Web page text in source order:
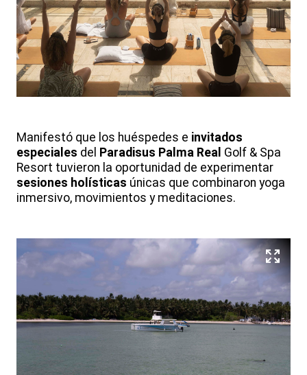
Manifestó que los huéspedes e invitados
especiales del Paradisus Palma Real Golf & Spa
Resort tuvieron la oportunidad de experimentar
sesiones holísticas únicas que combinaron yoga
inmersivo, movimientos y meditaciones.